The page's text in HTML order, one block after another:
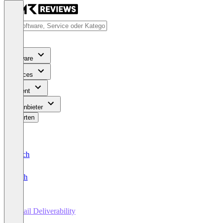
Software
Services
Content
Für Anbieter
Bewerten
Deutsch
English
Email Deliverability